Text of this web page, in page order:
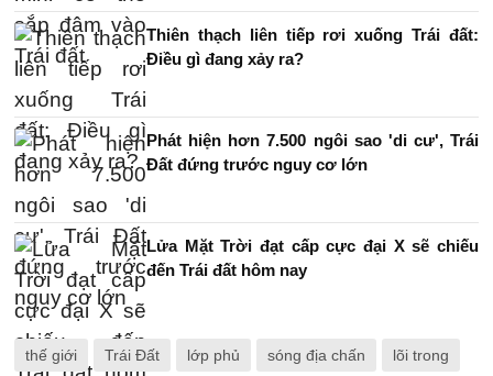
Thiên thạch liên tiếp rơi xuống Trái đất:
Điều gì đang xảy ra?
Phát hiện hơn 7.500 ngôi sao 'di cư', Trái
Đất đứng trước nguy cơ lớn
Lửa Mặt Trời đạt cấp cực đại X sẽ chiếu
đến Trái đất hôm nay
thế giới Trái Đất lớp phủ sóng địa chấn lõi trong